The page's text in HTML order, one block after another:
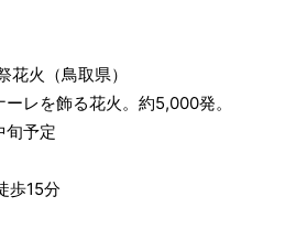
火（鳥取県）
レを飾る花火。約5,000発。
旬予定
歩15分